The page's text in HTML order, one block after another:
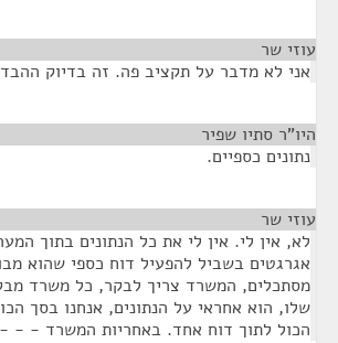
עוזי שר
אני לא מדבר על תקציב פה. זה בדיוק
היו"ר סתיו שפיר
נתונים כספיים.
עוזי שר
לא, אין לי. אין לי את כל הנתונים בתוך
אגרגטים בשביל להפעיל דוח כספי שהוא
מסתכלים, המשרד צריך לבקר, כל משרד
שלו, הוא אחראי על הנתונים, אנחנו בסך
הכול לתוך דוח אחד. באחריות המשרד - - -